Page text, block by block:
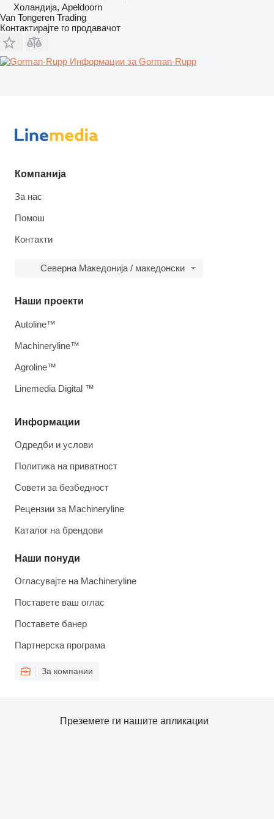
Холандија, Apeldoorn
Van Tongeren Trading
Контактирајте го продавачот
Информации за Gorman-Rupp
Компанија
За нас
Помош
Контакти
Северна Македонија / македонски
Информации
Одредби и услови
Политика на приватност
Совети за безбедност
Рецензии за Machineryline
Каталог на брендови
Наши понуди
Огласувајте на Machineryline
Поставете ваш оглас
Поставете банер
Партнерска програма
За компании
Наши проекти
Autoline™
Machineryline™
Agroline™
Linemedia Digital ™
Преземете ги нашите апликации